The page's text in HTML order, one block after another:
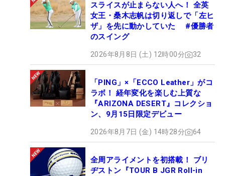
スライスが止まらない人へ！ 全英
女王・桑木志帆は切り返しで「左ヒ
ザ」を先に動かしていた #優勝者
のスイング
2026年8月8日 (土) 12時00分 32
「PING」×「ECCO Leather」がコ
ラボ！ 経年変化を楽しむ上質な
『ARIZONA DESERT』コレクショ
ン、9月15日限定デビュー
2026年8月7日 (金) 14時28分 64
全周アライメントを初搭載！ ブリ
ヂストン『TOUR B JGR Roll-in